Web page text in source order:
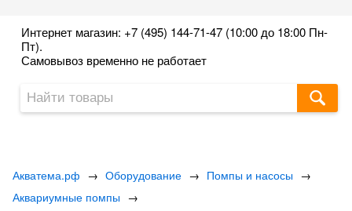
Интернет магазин: +7 (495) 144-71-47 (10:00 до 18:00 Пн-
Пт).
Самовывоз временно не работает
Акватема.рф → Оборудование → Помпы и насосы →
Аквариумные помпы →